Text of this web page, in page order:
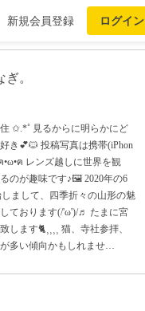
新規会員登録 ログイン
ぎ。
✩.*˚ 見るからに明らかにど
き‎💕🐱 投稿写真は携帯(iPhon
ฅ レンズ越しに世界を観
のが趣味です♪🖼 2020年の6
しまして、四季折々の山形の魅
ております(/'ω')/♬ たまに宮
ます🐈⸒⸒⸒⸒ 猫、寺社参拝、
多い傾向かもしれませ…